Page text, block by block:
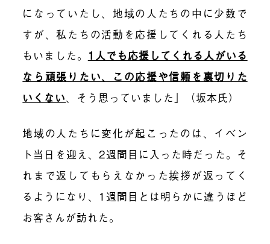
になっていたし、地域の人たちの中に少数で
すが、私たちの活動を応援してくれる人たち
もいました。 1人でも応援してくれる人がいる
なら頑張りたい、この応援や信頼を裏切りた
いくない、そう思っていました」（坂本氏）
地域の人たちに変化が起こったのは、イベン
ト当日を迎え、2週間目に入った時だった。そ
れまで返してもらえなかった挨拶が返ってく
るようになり、1週間目とは明らかに違うほど
お客さんが訪れた。